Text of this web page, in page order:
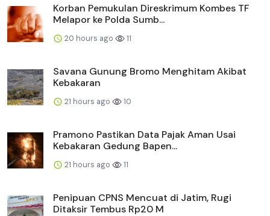
Korban Pemukulan Direskrimum Kombes TF
Melapor ke Polda Sumb...
20 hours ago 11
Savana Gunung Bromo Menghitam Akibat
Kebakaran
21 hours ago 10
Pramono Pastikan Data Pajak Aman Usai
Kebakaran Gedung Bapen...
21 hours ago 11
Penipuan CPNS Mencuat di Jatim, Rugi
Ditaksir Tembus Rp20 M